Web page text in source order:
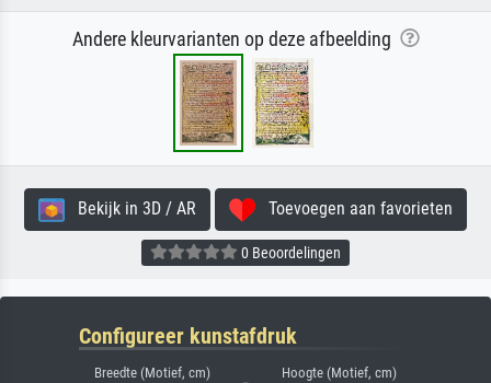
Andere kleurvarianten op deze afbeelding
Bekijk in 3D / AR Toevoegen aan favorieten
0 Beoordelingen
Configureer kunstafdruk
Breedte (Motief, cm) Hoogte (Motief, cm)